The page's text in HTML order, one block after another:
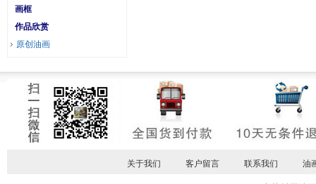
画框
作品欣赏
原创油画
关于我们 客户留言 联系我们 油